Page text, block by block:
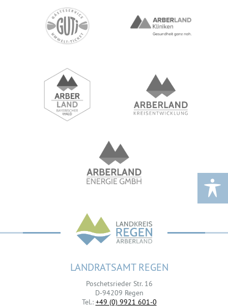
LANDRATSAMT REGEN
Poschetsrieder Str. 16
D-94209 Regen
Tel.: +49 (0) 9921 601-0